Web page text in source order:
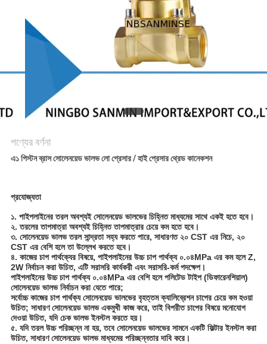
গোপনীয়তা
পণ্যের বর্ণনা
এ১ পিস্টন ব্রাস সোলেনয়েড ভালভ লো প্রেসার / হাই প্রেসার থ্রেড কানেকশন
প্রযোজ্যতা
১. পাইপলাইনের তরল অবশ্যই সোলেনয়েড ভালভের চিহ্নিত মাধ্যমের সাথে একই হতে হবে।
২. তরলের তাপমাত্রা অবশ্যই চিহ্নিত তাপমাত্রার চেয়ে কম হতে হবে।
৩. সোলেনয়েড ভালভ তরল সান্দ্রতা সহ্য করতে পারে, সাধারণত ২০ CST এর নিচে, ২০
CST এর বেশি হলে তা উল্লেখ করতে হবে।
৪. কাজের চাপ পার্থক্যের বিষয়ে, পাইপলাইনের উচ্চ চাপ পার্থক্য ০.০৪MPa এর কম হলে Z,
2W নির্বাচন করা উচিত, এটি সরাসরি কার্যকরী এবং সরাসরি-কর্ম পদক্ষেপ।
পাইপলাইনের উচ্চ চাপ পার্থক্য ০.০৪MPa এর বেশি হলে পলিটেড টাইপ (ডিফারেনশিয়াল)
সোলেনয়েড ভালভ নির্বাচন করা যেতে পারে;
সর্বোচ্চ কাজের চাপ পার্থক্য সোলেনয়েড ভালভের বৃহত্তম ক্যালিব্রেশন চাপের চেয়ে কম হওয়া
উচিত; সাধারণ সোলেনয়েড ভালভ একমুখী কাজ করে, তাই বিপরীত চাপের বিষয়ে মনোযোগ
দেওয়া উচিত, যদি চেক ভালভ ইনস্টল করতে হয়।
৫. যদি তরল উচ্চ পরিচ্ছন্ন না হয়, তবে সোলেনয়েড ভালভের সামনে একটি ফিল্টার ইনস্টল করা
উচিত, সাধারণ সোলেনয়েড ভালভ মাধ্যমের পরিচ্ছন্নতার দাবি করে।